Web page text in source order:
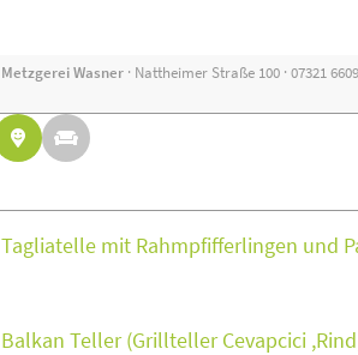
Metzgerei Wasner · Nattheimer Straße 100 · 07321
Tagliatelle mit Rahmpfifferlingen und
Balkan Teller (Grillteller Cevapcici